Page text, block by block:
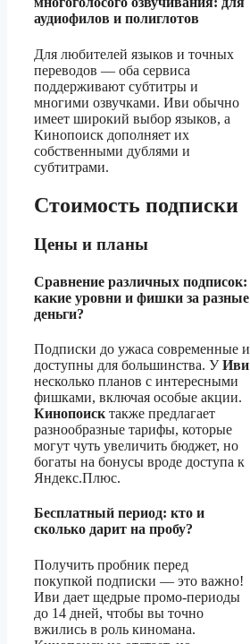
аудиофилов и полиглотов
Для любителей языков и точных
переводов — оба сервиса
поддерживают субтитры и
многими озвучками. Иви обычно
имеет широкий выбор языков, а
Кинопоиск дополняет их
собственными дублями и
субтитрами.
Стоимость подписки
Цены и планы
Сравнение различных подписок:
какие уровни и фишки за разные
деньги?
Подписки до ужаса современные и
доступны для большинства. УИви
несколько планов с интересными
фишками, включая особые акции.
Кинопоиск также предлагает
разнообразные тарифы, которые
могут чуть увеличить бюджет, но
богаты на бонусы вроде доступа к
Яндекс.Плюс.
Бесплатный период: кто и
сколько дарит на пробу?
Получить пробник перед
покупкой подписки — это важно!
Иви дает щедрые промо-периоды
до 14 дней, чтобы вы точно
вжились в роль киномана.